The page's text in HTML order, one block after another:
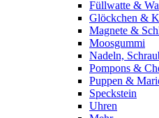
Füllwatte &
Glöckchen &
Magnete &
Moosgummi
Nadeln,
Pompons &
Puppen &
Speckstein
Uhren